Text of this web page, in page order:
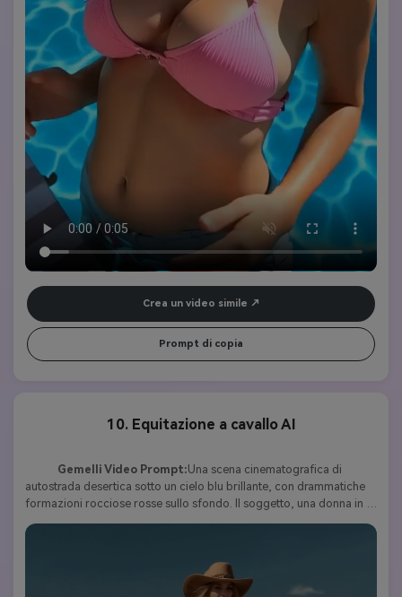
Crea un video simile
Prompt di copia
10. Equitazione a cavallo AI
Gemelli Video Prompt:Una scena cinematografica di
autostrada desertica sotto un cielo blu brillante, con drammatiche
formazioni rocciose rosse sullo sfondo. Il soggetto, una donna in
un abito di pizzo bianco, un cappello da cowboy con bordi larghi e
a sinistra e comincia a camminare intenzionalmente verso il lato
della cornice. La telecamera la segue senza intoppi mentre si